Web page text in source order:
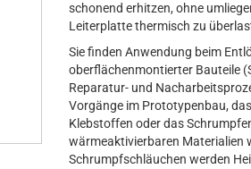
schonend erhitzen, ohne
Leiterplatte thermisch zu
Sie finden Anwendung beim
oberflächenmontierter Bauteile
Reparatur- und
Vorgänge im Prototypenbau,
Klebstoffen oder das
wärmeaktivierbaren Materialien
Schrumpfschläuchen werden